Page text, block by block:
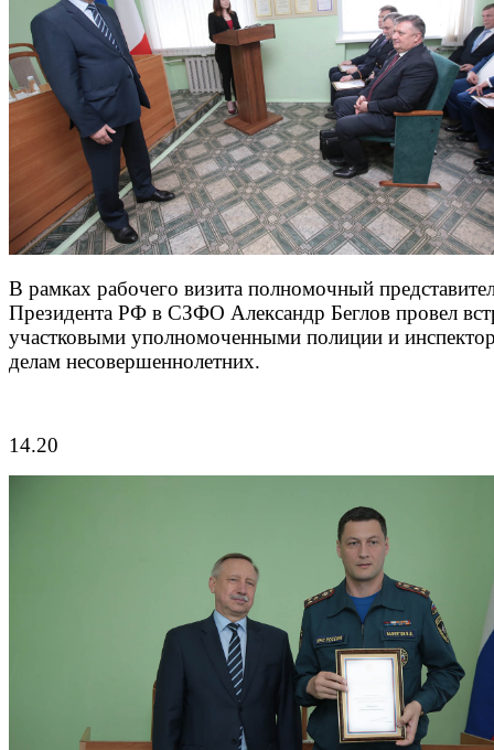
В рамках рабочего визита полномочный
Президента РФ в СЗФО Александр Беглов провел
участковыми уполномоченными полиции и
делам несовершеннолетних.
14.20